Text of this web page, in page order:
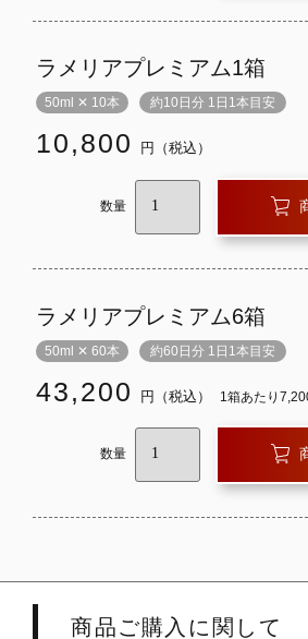
ラメリアプレミアム1箱
50ml ✕ 10本 約10日分 1日1本目安
10,800 円（税込）
数量
ラメリアプレミアム6箱
50ml ✕ 60本 約60日分 1日1本目安
43,200 円（税込） 1箱あたり
数量
商品ご購入に関して